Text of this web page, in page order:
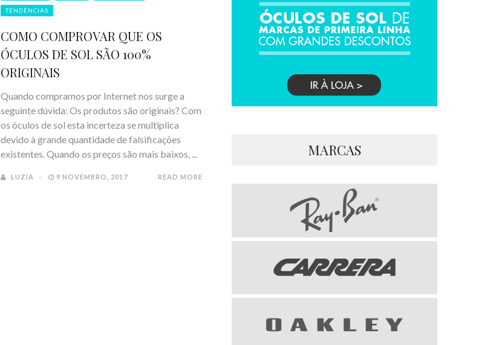
TENDÊNCIAS
COMO COMPROVAR QUE OS
ÓCULOS DE SOL SÃO 100%
ORIGINAIS
Quando compramos por Internet nos surge a
seguinte dúvida: Os produtos são originais? Com
os óculos de sol esta incerteza se multiplica
devido à grande quantidade de falsificações
existentes. Quando os preços são mais baixos, ...
LUZIA 9 NOVEMBRO, 2017 READ MORE
MARCAS